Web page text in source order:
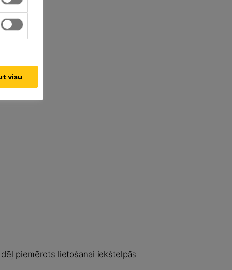
piemērots lietošanai iekštelpās
visu